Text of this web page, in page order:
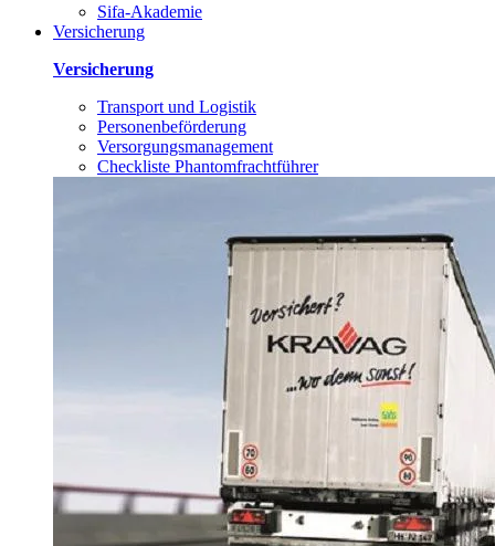
Sifa-Akademie
Versicherung
Versicherung
Transport und Logistik
Personenbeförderung
Versorgungsmanagement
Checkliste Phantomfrachtführer